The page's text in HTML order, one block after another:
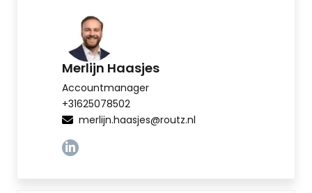
Merlijn Haasjes
Accountmanager
+31625078502
merlijn.haasjes@routz.nl
Linkedin